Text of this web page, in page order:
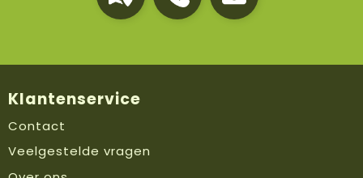
Klantenservice
Contact
Veelgestelde vragen